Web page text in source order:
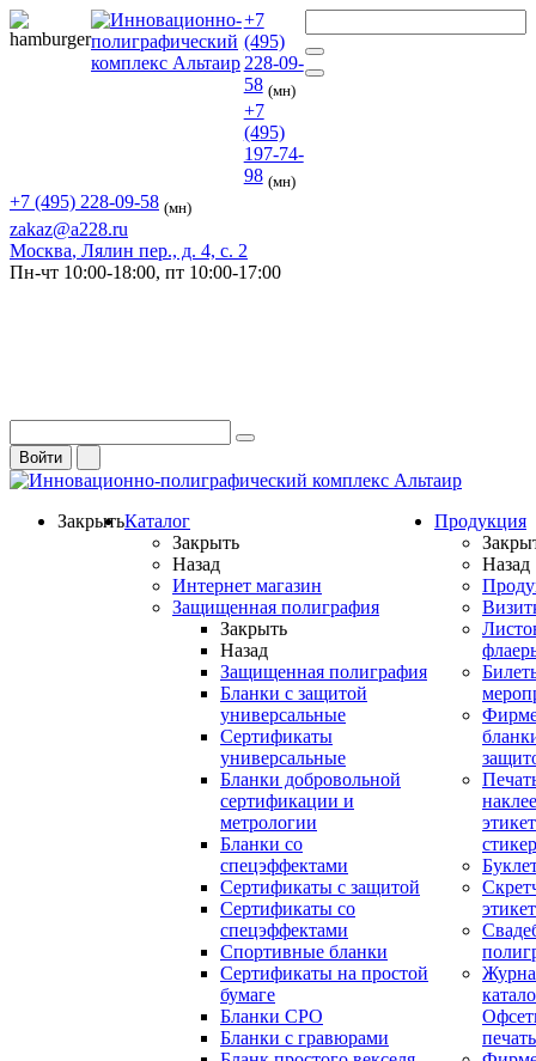
+7
(495)
228-09-
58 (мн)
+7
(495)
197-74-
98 (мн)
+7 (495) 228-09-58 (мн)
zakaz@a228.ru
Москва, Лялин пер., д. 4, с. 2
Пн-чт 10:00-18:00, пт 10:00-17:00
Войти
ЗакрытьКаталог
Закрыть
Назад
Интернет магазин
Защищенная полиграфия
Закрыть
Назад
Защищенная полиграфия
Бланки с защитой
универсальные
Сертификаты
универсальные
Бланки добровольной
сертификации и
метрологии
Бланки со
спецэффектами
Сертификаты с защитой
Сертификаты со
спецэффектами
Спортивные бланки
Cертификаты на простой
бумаге
Бланки СРО
Бланки с гравюрами
Продукция
Назад
печать